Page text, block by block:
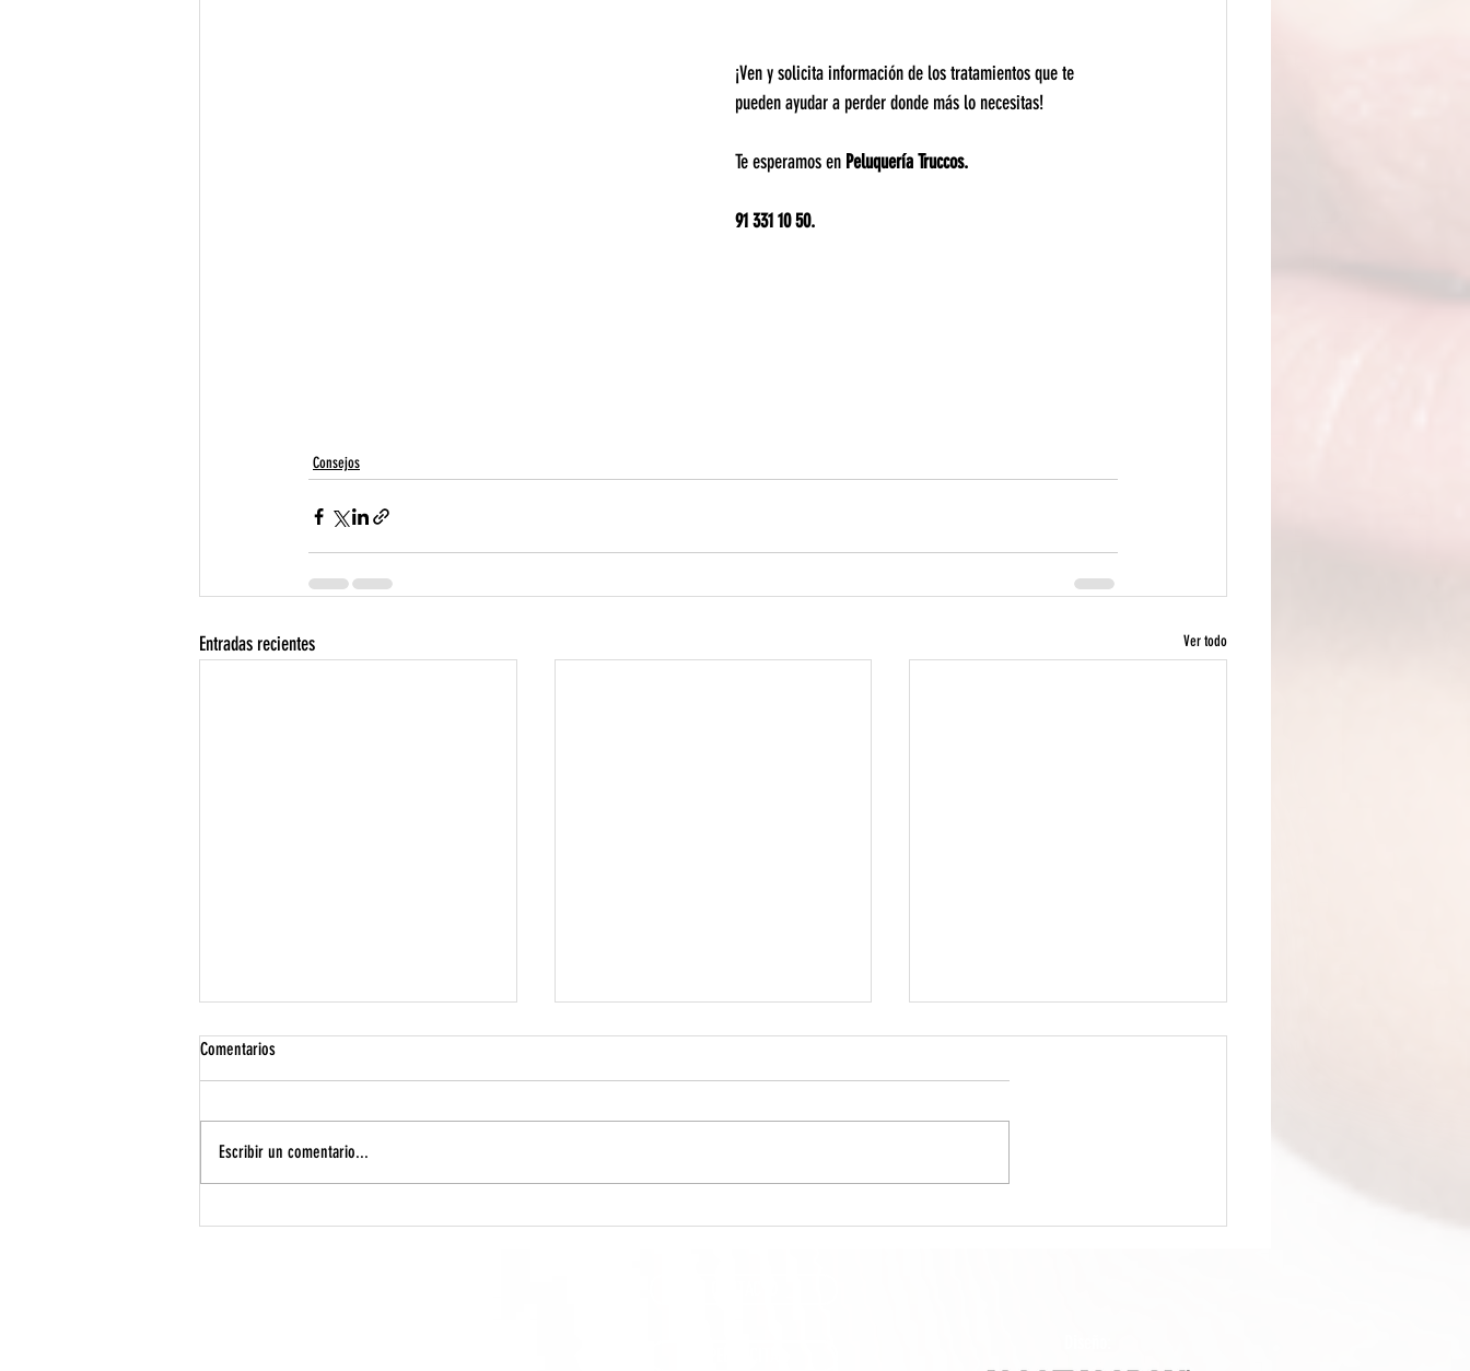
¡Ven y solicita información de los tratamientos que te
pueden ayudar a perder donde más lo necesitas!
Te esperamos en Peluquería Truccos.
91 331 10 50.
Consejos
Entradas recientes Ver todo
Comentarios
Escribir un comentario...